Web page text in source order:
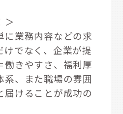
＞
に業務内容などの求
けでなく、企業が提
働きやすさ、福利厚
系、また職場の雰囲
届けることが成功の